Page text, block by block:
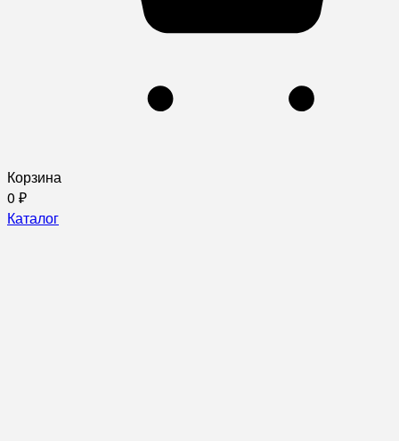
Корзина
0 ₽
Каталог